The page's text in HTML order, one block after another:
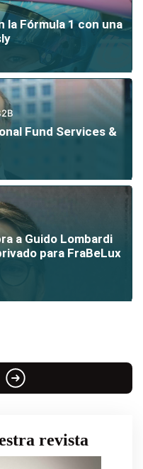
la Fórmula 1 con una
Fund Services &
a Guido Lombardi
para FraBeLux
revista